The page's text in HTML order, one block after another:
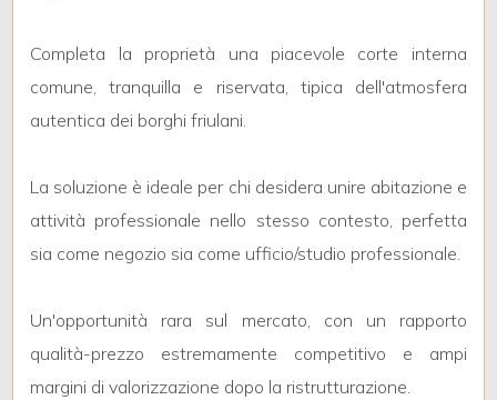
Completa la proprietà una piacevole corte interna
comune, tranquilla e riservata, tipica dell'atmosfera
autentica dei borghi friulani.
La soluzione è ideale per chi desidera unire abitazione e
attività professionale nello stesso contesto, perfetta
sia come negozio sia come ufficio/studio professionale.
Un'opportunità rara sul mercato, con un rapporto
qualità-prezzo estremamente competitivo e ampi
margini di valorizzazione dopo la ristrutturazione.
minimi